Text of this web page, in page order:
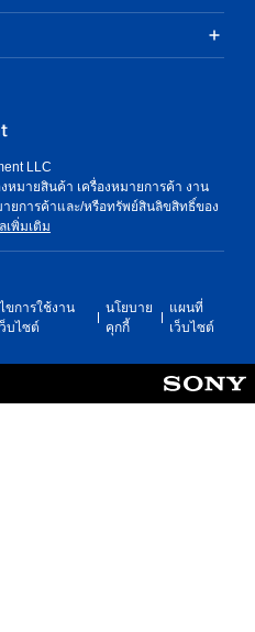
LLC
หมายสินค้า เครื่องหมายการค้า งาน
ยการค้าและ/หรือทรัพย์สินลิขสิทธิ์ของ
เพิ่มเติม
ขการใช้งาน
บไซต์
นโยบาย
คุกกี้
แผนที่
เว็บไซต์